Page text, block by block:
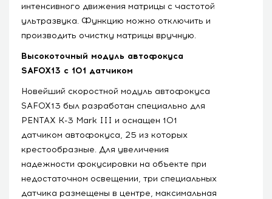
интенсивного движения матрицы с частотой
ультразвука. Функцию можно отключить и
производить очистку матрицы вручную.
Высокоточный модуль автофокуса
SAFOX13 с 101 датчиком
Новейший скоростной модуль автофокуса
SAFOX13 был разработан специально для
PENTAX K-3 Mark III и оснащен 101
датчиком автофокуса, 25 из которых
крестообразные. Для увеличения
надежности фокусировки на объекте при
недостаточном освещении, три специальных
датчика размещены в центре, максимальная